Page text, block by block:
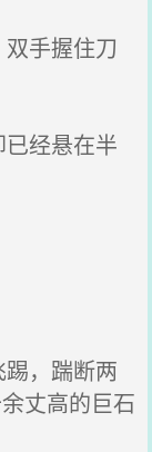
手握住刀
经悬在半
，踹断两
丈高的巨石